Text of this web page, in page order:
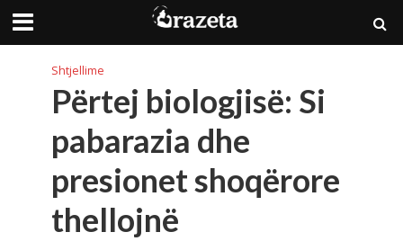
Shtjellime
Përtej biologjisë: Si
pabarazia dhe
presionet shoqërore
thellojnë